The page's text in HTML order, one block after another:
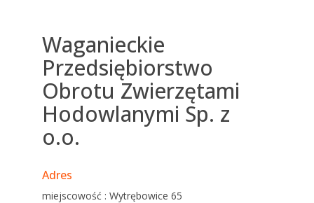
Waganieckie
Przedsiębiorstwo
Obrotu Zwierzętami
Hodowlanymi Sp. z
o.o.
Adres
miejscowość : Wytrębowice 65